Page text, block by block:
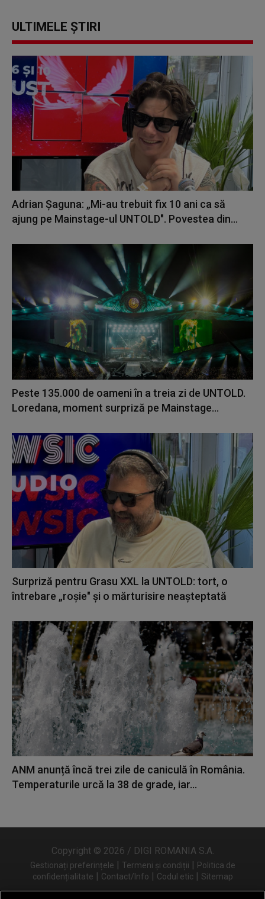
ULTIMELE ȘTIRI
Adrian Șaguna: „Mi-au trebuit fix 10 ani ca să
ajung pe Mainstage-ul UNTOLD". Povestea din...
Peste 135.000 de oameni în a treia zi de UNTOLD.
Loredana, moment surpriză pe Mainstage...
Surpriză pentru Grasu XXL la UNTOLD: tort, o
întrebare „roșie" și o mărturisire neașteptată
ANM anunță încă trei zile de caniculă în România.
Temperaturile urcă la 38 de grade, iar...
Copyright © 2026 / DIGI ROMANIA S.A.
Gestionați preferințele Termeni și condiții
Politica de
confidențialitate
Contact/Info Codul etic Sitemap